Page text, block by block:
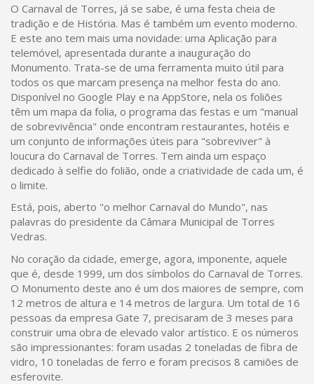
O Carnaval de Torres, já se sabe, é uma festa cheia de
tradição e de História. Mas é também um evento moderno.
E este ano tem mais uma novidade: uma Aplicação para
telemóvel, apresentada durante a inauguração do
Monumento. Trata-se de uma ferramenta muito útil para
todos os que marcam presença na melhor festa do ano.
Disponível no Google Play e na AppStore, nela os foliões
têm um mapa da folia, o programa das festas e um "manual
de sobrevivência" onde encontram restaurantes, hotéis e
um conjunto de informações úteis para "sobreviver" à
loucura do Carnaval de Torres. Tem ainda um espaço
dedicado à selfie do folião, onde a criatividade de cada um, é
o limite.
Está, pois, aberto "o melhor Carnaval do Mundo", nas
palavras do presidente da Câmara Municipal de Torres
Vedras.
No coração da cidade, emerge, agora, imponente, aquele
que é, desde 1999, um dos símbolos do Carnaval de Torres.
O Monumento deste ano é um dos maiores de sempre, com
12 metros de altura e 14 metros de largura. Um total de 16
pessoas da empresa Gate 7, precisaram de 3 meses para
construir uma obra de elevado valor artístico. E os números
são impressionantes: foram usadas 2 toneladas de fibra de
vidro, 10 toneladas de ferro e foram precisos 8 camiões de
esferovite.